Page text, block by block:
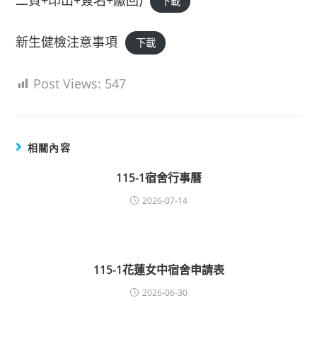
新生健檢注意事項 下載
Post Views: 547
相關內容
115-1宿舍行事曆
2026-07-14
115-1花蓮女中宿舍申請表
2026-06-30